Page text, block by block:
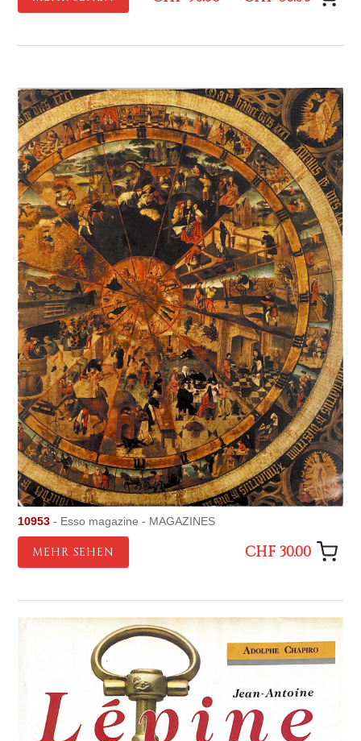
10953 - Esso magazine - MAGAZINES
MEHR SEHEN CHF 30.00